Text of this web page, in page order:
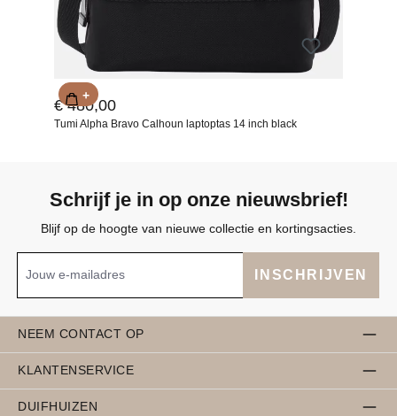
€ 480,00
Tumi Alpha Bravo Calhoun laptoptas 14 inch black
+
Schrijf je in op onze nieuwsbrief!
Blijf op de hoogte van nieuwe collectie en kortingsacties.
INSCHRIJVEN
NEEM CONTACT OP
KLANTENSERVICE
DUIFHUIZEN